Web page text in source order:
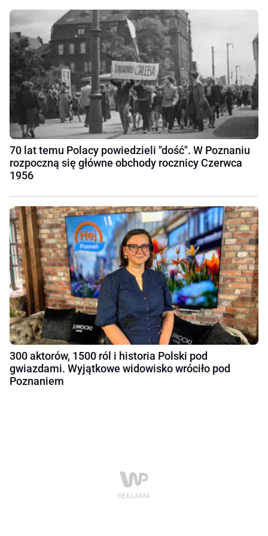
70 lat temu Polacy powiedzieli "dość". W Poznaniu
rozpoczną się główne obchody rocznicy Czerwca
1956
300 aktorów, 1500 ról i historia Polski pod
gwiazdami. Wyjątkowe widowisko wróciło pod
Poznaniem